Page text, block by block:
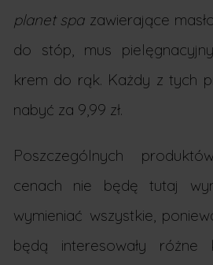
planet spazawierające
do stóp, mus
krem do rąk. Każdy z tych
nabyć za 9,99 zł.
Poszczególnych
cenach nie będę tutaj
wymieniać wszystkie,
będą interesowały różne